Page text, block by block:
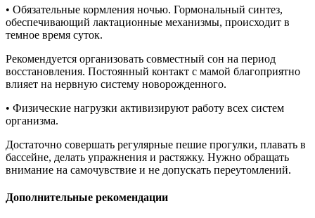
• Обязательные кормления ночью. Гормональный синтез,
обеспечивающий лактационные механизмы, происходит в
темное время суток.
Рекомендуется организовать совместный сон на период
восстановления. Постоянный контакт с мамой благоприятно
влияет на нервную систему новорожденного.
• Физические нагрузки активизируют работу всех систем
организма.
Достаточно совершать регулярные пешие прогулки, плавать в
бассейне, делать упражнения и растяжку. Нужно обращать
внимание на самочувствие и не допускать переутомлений.
Дополнительные рекомендации